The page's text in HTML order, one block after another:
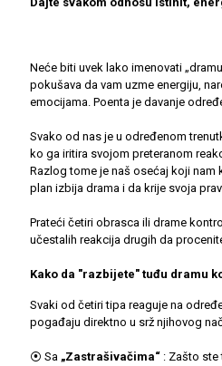
Neće biti uvek lako imenovati
pokušava da vam uzme energiju,
emocijama. Poenta je davanje
Svako od nas je u određenom
ko ga iritira svojom preteranom
Razlog tome je naš osećaj koji nam
plan izbija drama i da krije svoja
Prateći četiri obrasca ili drame
učestalih reakcija drugih da
Kako da "razbijete" tuđu dramu
Svaki od četiri tipa reaguje na
pogađaju direktno u srž njihovog
⦿ Sa „Zastrašivačima“ : Zašto